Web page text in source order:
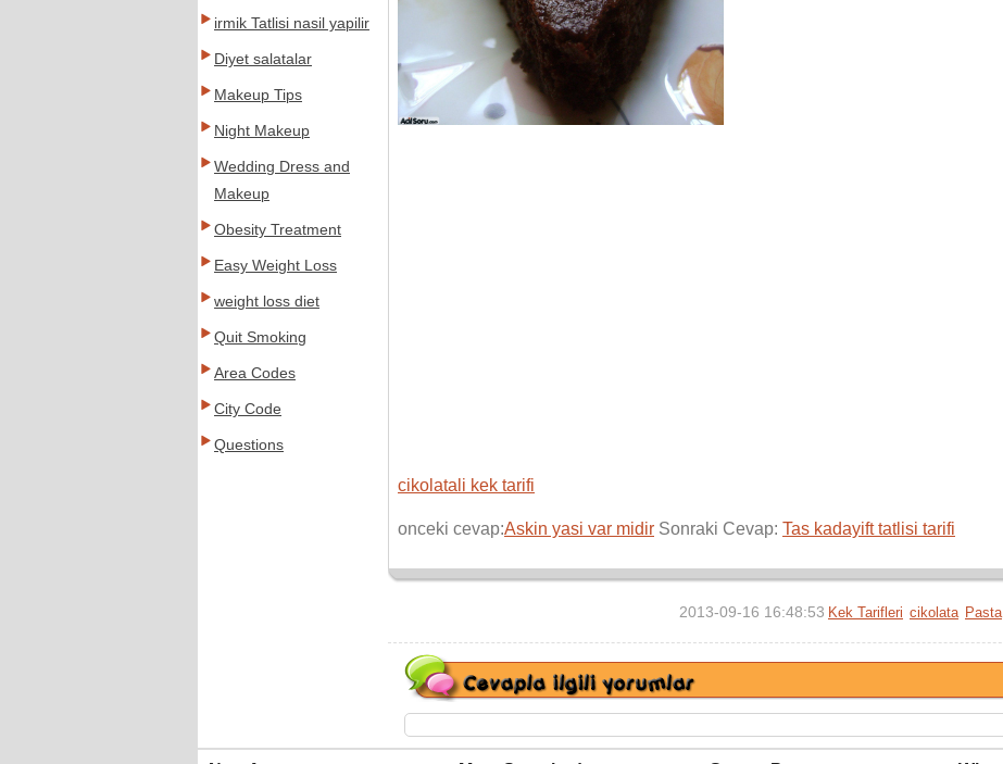
cikolatali kek tarifi
onceki cevap:Askin yasi var midir Sonraki Cevap: Tas kadayift tatlisi tarifi
2013-09-16 16:48:53 Kek Tarifleri cikolata Pasta
irmik Tatlisi nasil yapilir
Diyet salatalar
Makeup Tips
Night Makeup
Wedding Dress and
Makeup
Obesity Treatment
Easy Weight Loss
weight loss diet
Quit Smoking
Area Codes
City Code
Questions